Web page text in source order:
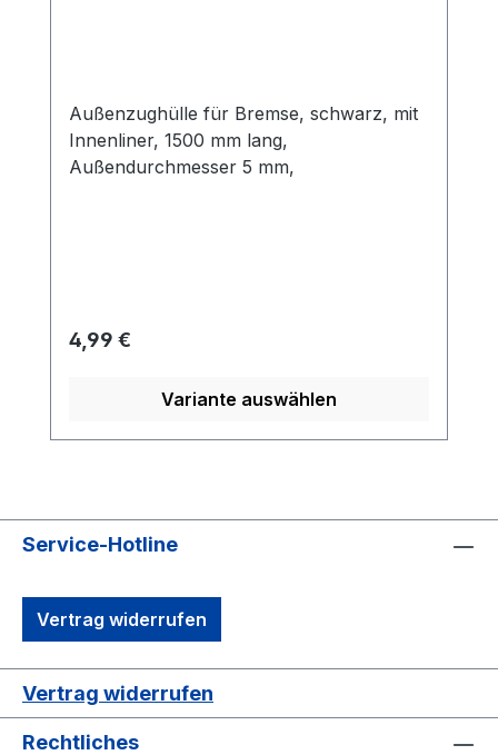
Außenzughülle für Bremse, schwarz, mit
Innenliner, 1500 mm lang,
Außendurchmesser 5 mm,
Regulärer Preis:
4,99 €
Variante auswählen
Service-Hotline
Vertrag widerrufen
Vertrag widerrufen
Rechtliches